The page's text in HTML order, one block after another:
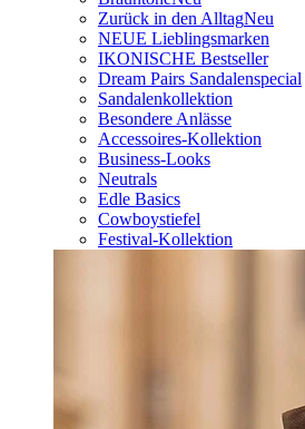
Zurück in den AlltagNeu
NEUE Lieblingsmarken
IKONISCHE Bestseller
Dream Pairs Sandalenspecial
Sandalenkollektion
Besondere Anlässe
Accessoires-Kollektion
Business-Looks
Neutrals
Edle Basics
Cowboystiefel
Festival-Kollektion